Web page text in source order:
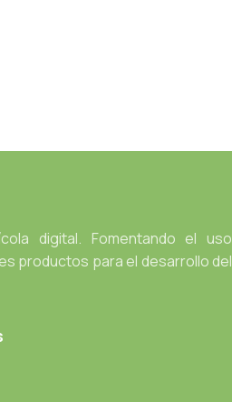
digital. Fomentando el uso
productos para el desarrollo del